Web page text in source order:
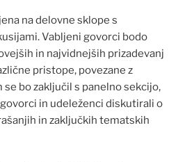
na delovne sklope s
Vabljeni govorci bodo
in najvidnejših prizadevanj
pristope, povezane z
bo zaključil s panelno sekcijo,
in udeleženci diskutirali o
in zaključkih tematskih